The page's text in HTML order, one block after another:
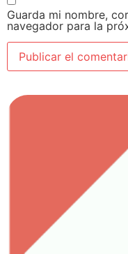
Guarda mi nombre,
navegador para la
Todo lo que